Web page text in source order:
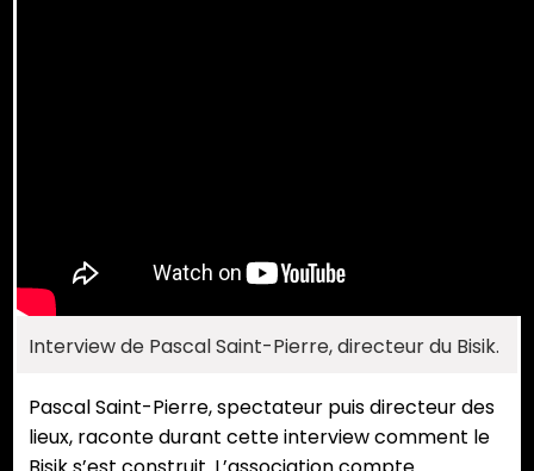
Interview de Pascal Saint-Pierre, directeur du Bisik.
Pascal Saint-Pierre, spectateur puis directeur des
lieux, raconte durant cette interview comment le